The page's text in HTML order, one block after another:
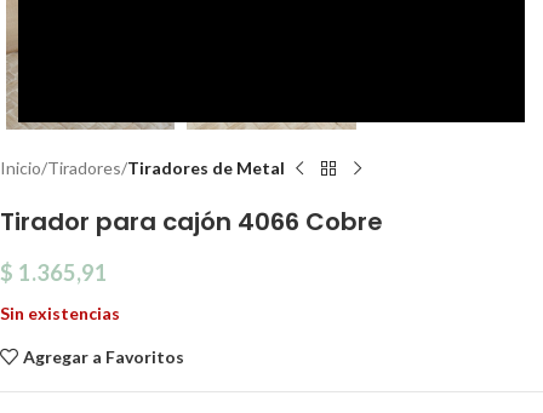
Inicio Tiradores Tiradores de Metal
Tirador para cajón 4066 Cobre
$ 1.365,91
Sin existencias
Agregar a Favoritos